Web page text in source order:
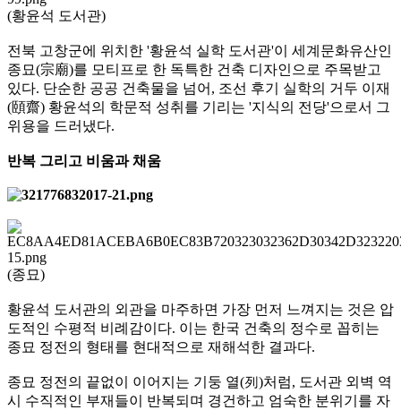
(황윤석 도서관)
전북 고창군에 위치한 '황윤석 실학 도서관'이 세계문화유산인
종묘(宗廟)를 모티프로 한 독특한 건축 디자인으로 주목받고
있다. 단순한 공공 건축물을 넘어, 조선 후기 실학의 거두 이재
(頤齋) 황윤석의 학문적 성취를 기리는 '지식의 전당'으로서 그
위용을 드러냈다.
반복 그리고 비움과 채움
(종묘)
황윤석 도서관의 외관을 마주하면 가장 먼저 느껴지는 것은 압
도적인 수평적 비례감이다. 이는 한국 건축의 정수로 꼽히는
종묘 정전의 형태를 현대적으로 재해석한 결과다.
종묘 정전의 끝없이 이어지는 기둥 열(列)처럼, 도서관 외벽 역
시 수직적인 부재들이 반복되며 경건하고 엄숙한 분위기를 자